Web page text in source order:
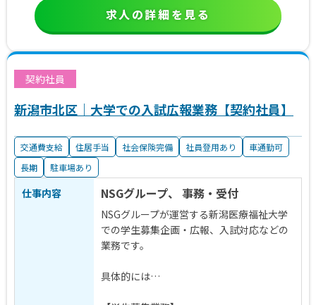
求人の詳細を見る
契約社員
新潟市北区｜大学での入試広報業務【契約社員】
交通費支給 住居手当 社会保険完備 社員登用あり
車通勤可
長期
駐車場あり
仕事内容 NSGグループ、 事務・受付
NSGグループが運営する新潟医療福祉大学
での学生募集企画・広報、入試対応などの
業務です。
具体的には…